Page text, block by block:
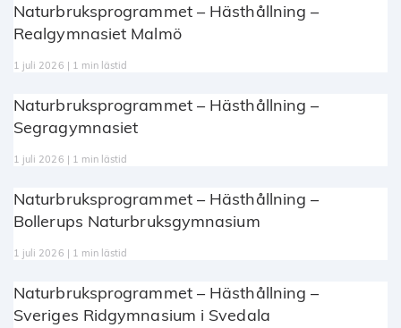
Naturbruksprogrammet – Hästhållning –
Realgymnasiet Malmö
1 juli 2026 | 1 min lästid
Naturbruksprogrammet – Hästhållning –
Segragymnasiet
1 juli 2026 | 1 min lästid
Naturbruksprogrammet – Hästhållning –
Bollerups Naturbruksgymnasium
1 juli 2026 | 1 min lästid
Naturbruksprogrammet – Hästhållning –
Sveriges Ridgymnasium i Svedala